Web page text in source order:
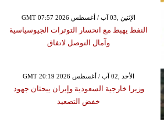
GMT 07:57 2026 الإثنين ,03 آب / أغسطس
النفط يهبط مع انحسار التوترات الجيوسياسية
وآمال التوصل لاتفاق
GMT 20:19 2026 الأحد ,02 آب / أغسطس
وزيرا خارجية السعودية وإيران يبحثان جهود
خفض التصعيد